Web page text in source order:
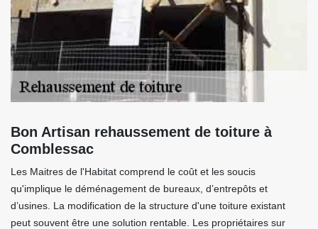
Bon Artisan rehaussement de toiture à
Comblessac
Les Maitres de l'Habitat comprend le coût et les soucis
qu'implique le déménagement de bureaux, d’entrepôts et
d’usines. La modification de la structure d'une toiture existant
peut souvent être une solution rentable. Les propriétaires sur